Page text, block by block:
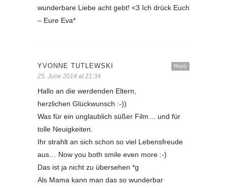
wunderbare Liebe acht gebt! <3 Ich drück Euch
– Eure Eva*
Reply
YVONNE TUTLEWSKI
25. June 2014 at 21:34
Hallo an die werdenden Eltern,
herzlichen Glückwunsch :-))
Was für ein unglaublich süßer Film… und für
tolle Neuigkeiten.
Ihr strahlt an sich schon so viel Lebensfreude
aus… Now you both smile even more :-)
Das ist ja nicht zu übersehen *g
Als Mama kann man das so wunderbar